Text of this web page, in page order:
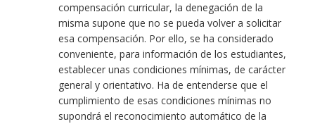
compensación curricular, la denegación de la
misma supone que no se pueda volver a solicitar
esa compensación. Por ello, se ha considerado
conveniente, para información de los estudiantes,
establecer unas condiciones mínimas, de carácter
general y orientativo. Ha de entenderse que el
cumplimiento de esas condiciones mínimas no
supondrá el reconocimiento automático de la